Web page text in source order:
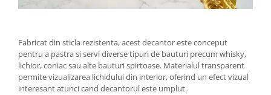
Fabricat din sticla rezistenta, acest decantor este conceput
pentru a pastra si servi diverse tipuri de bauturi precum whisky,
lichior, coniac sau alte bauturi spirtoase. Materialul transparent
permite vizualizarea lichidului din interior, oferind un efect vizual
interesant atunci cand decantorul este umplut.